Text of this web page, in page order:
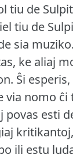
tiu de
tiu de
sia muziko.
ke aliaj
Ŝi
via nomo
povas esti
ili estu